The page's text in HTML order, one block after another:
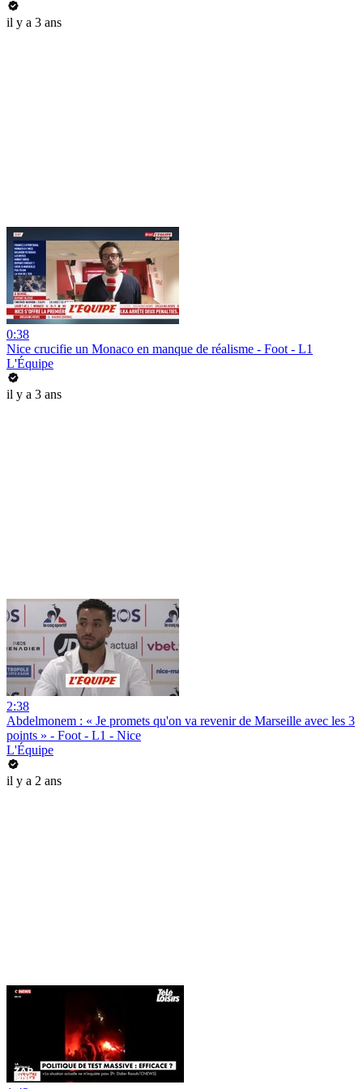
il y a 3 ans
0:38
Nice crucifie un Monaco en manque de réalisme - Foot - L1
L'Équipe
il y a 3 ans
2:38
Abdelmonem : « Je promets qu'on va revenir de Marseille avec les 3
points » - Foot - L1 - Nice
L'Équipe
il y a 2 ans